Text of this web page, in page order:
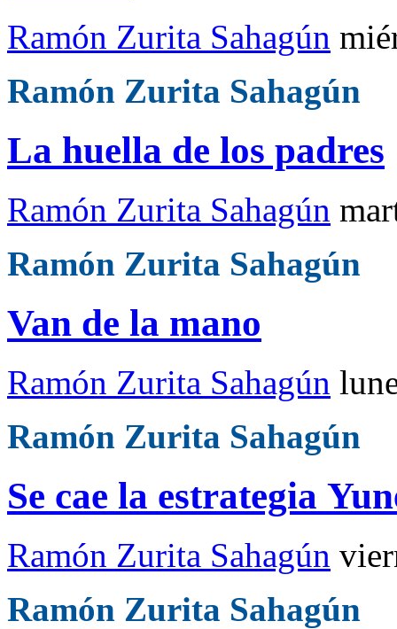
Ramón Zurita Sahagún
Ramón Zurita Sahagún
La huella de los padres
Ramón Zurita Sahagún
Ramón Zurita Sahagún
Van de la mano
Ramón Zurita Sahagún
Ramón Zurita Sahagún
Se cae la estrategia
Ramón Zurita Sahagún
Ramón Zurita Sahagún